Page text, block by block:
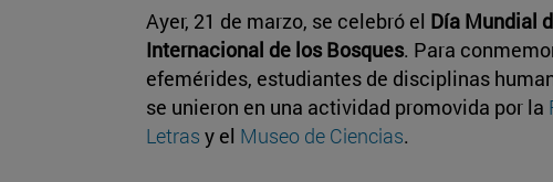
Ayer, 21 de marzo, se celebró el Día Mundial
Internacional de los Bosques. Para
efemérides, estudiantes de disciplinas
se unieron en una actividad promovida por la
Letras y el Museo de Ciencias.